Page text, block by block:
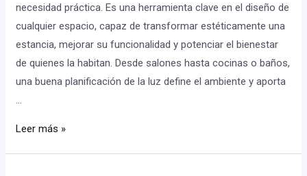
necesidad práctica. Es una herramienta clave en el diseño de
cualquier espacio, capaz de transformar estéticamente una
estancia, mejorar su funcionalidad y potenciar el bienestar
de quienes la habitan. Desde salones hasta cocinas o baños,
una buena planificación de la luz define el ambiente y aporta
Leer más »